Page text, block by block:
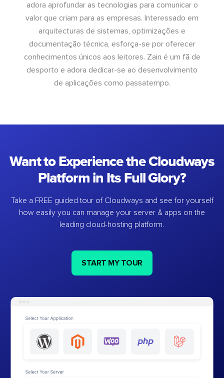
adora aprofundar as tecnologias para comunicar o
valor que criam para as empresas. Interessado em
arquitecturas de sistemas, optimizações e
documentação técnica, esforça-se por oferecer
conhecimentos únicos aos leitores. Zain é um fã de
desporto e adora dedicar-se ao desenvolvimento
de aplicações como passatempo.
Want to Experience the Cloudways
Platform in Its Full Glory?
Take a FREE guided tour of Cloudways and see for yourself
how easily you can manage your server & apps on the
leading cloud-hosting platform.
START MY TOUR